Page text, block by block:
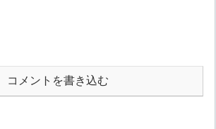
コメントを書き込む